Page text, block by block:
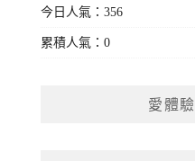
今日人氣：356
累積人氣：0
愛體驗